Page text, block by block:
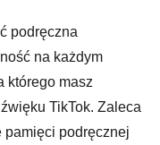
podręczna
na każdym
którego masz
TikTok. Zaleca
pamięci podręcznej